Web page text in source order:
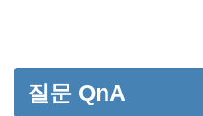
질문 QnA